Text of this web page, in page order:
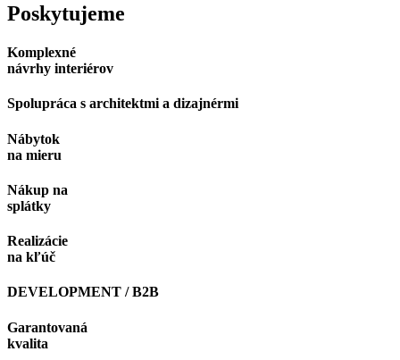
Poskytujeme
Komplexné
návrhy interiérov
Spolupráca s architektmi a dizajnérmi
Nábytok
na mieru
Nákup na
splátky
Realizácie
na kľúč
DEVELOPMENT / B2B
Garantovaná
kvalita